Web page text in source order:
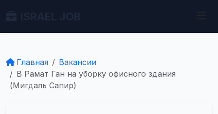
Главная
Вакансии
В Рамат Ган на уборку офисного здания
(Мигдаль Сапир)